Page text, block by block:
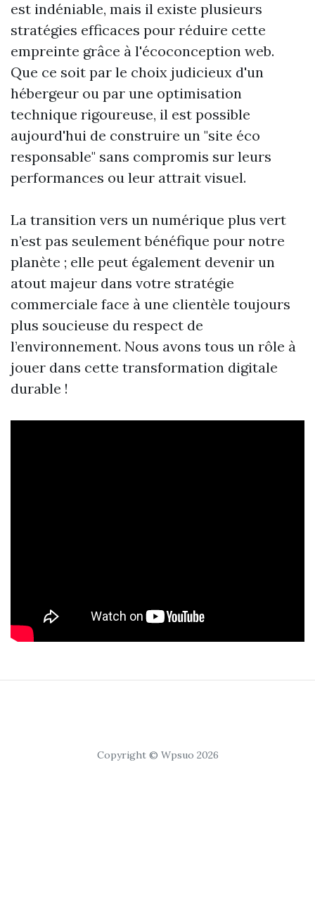
est indéniable, mais il existe plusieurs
stratégies efficaces pour réduire cette
empreinte grâce à l'écoconception web.
Que ce soit par le choix judicieux d'un
hébergeur ou par une optimisation
technique rigoureuse, il est possible
aujourd'hui de construire un "site éco
responsable" sans compromis sur leurs
performances ou leur attrait visuel.
La transition vers un numérique plus vert
n’est pas seulement bénéfique pour notre
planète ; elle peut également devenir un
atout majeur dans votre stratégie
commerciale face à une clientèle toujours
plus soucieuse du respect de
l’environnement. Nous avons tous un rôle à
jouer dans cette transformation digitale
durable !
Copyright © Wpsuo 2026